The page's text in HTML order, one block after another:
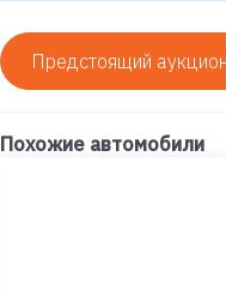
Предстоящий
Похожие автомобили